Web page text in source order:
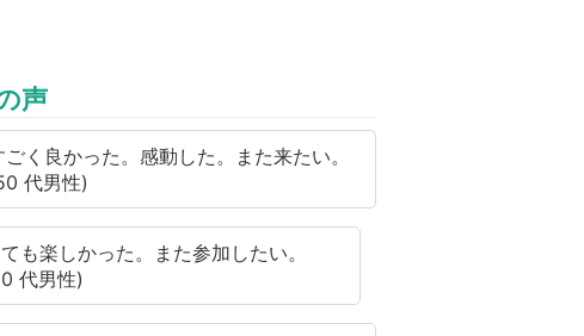
声
ごく良かった。感動した。また来たい。
代男性)
も楽しかった。また参加したい。
代男性)